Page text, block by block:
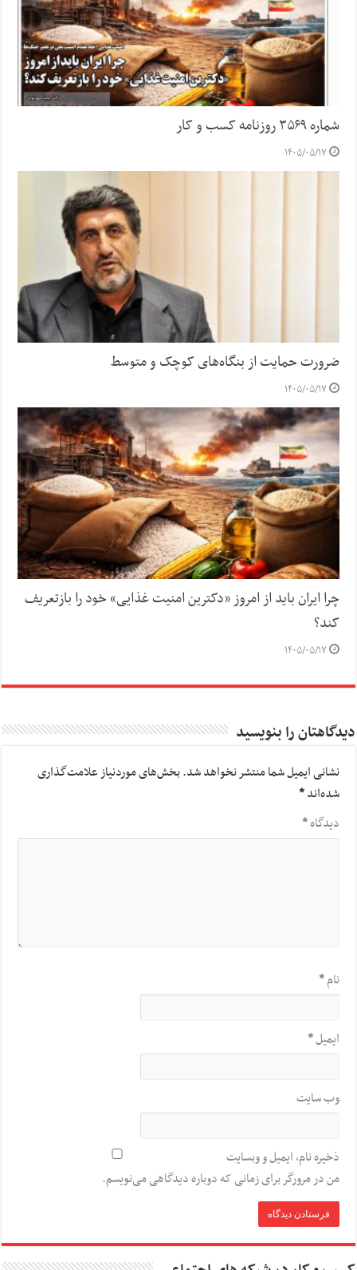
شماره ۳۵۶۹ روزنامه کسب و کار
۱۴۰۵/۰۵/۱۷
ضرورت حمایت از بنگاه‌های کوچک و متوسط
۱۴۰۵/۰۵/۱۷
چرا ایران باید از امروز «دکترین امنیت غذایی» خود را بازتعریف
کند؟
۱۴۰۵/۰۵/۱۷
دیدگاهتان را بنویسید
نشانی ایمیل شما منتشر نخواهد شد.بخش‌های موردنیاز علامت‌گذاری
شده‌اند*
دیدگاه*
نام*
ایمیل*
وب‌ سایت
ذخیره نام، ایمیل و وبسایت
من در مرورگر برای زمانی که دوباره دیدگاهی می‌نویسم.